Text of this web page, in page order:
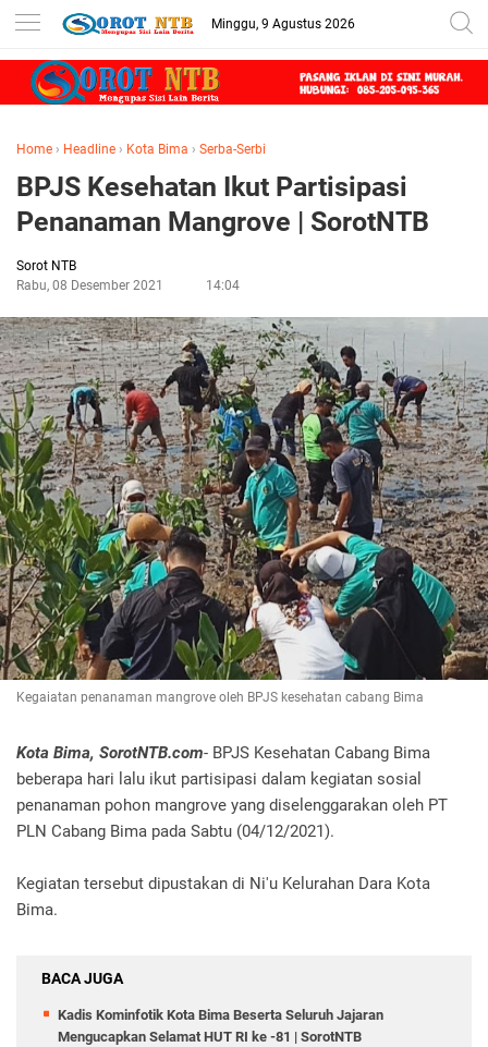
Minggu, 9 Agustus 2026
Home › Headline › Kota Bima › Serba-Serbi
BPJS Kesehatan Ikut Partisipasi
Penanaman Mangrove | SorotNTB
Sorot NTB
Rabu, 08 Desember 2021
14:04
Kegaiatan penanaman mangrove oleh BPJS kesehatan cabang Bima
Kota Bima, SorotNTB.com- BPJS Kesehatan Cabang Bima
beberapa hari lalu ikut partisipasi dalam kegiatan sosial
penanaman pohon mangrove yang diselenggarakan oleh PT
PLN Cabang Bima pada Sabtu (04/12/2021).
Kegiatan tersebut dipustakan di Ni'u Kelurahan Dara Kota
Bima.
BACA JUGA
Kadis Kominfotik Kota Bima Beserta Seluruh Jajaran
Mengucapkan Selamat HUT RI ke -81 | SorotNTB